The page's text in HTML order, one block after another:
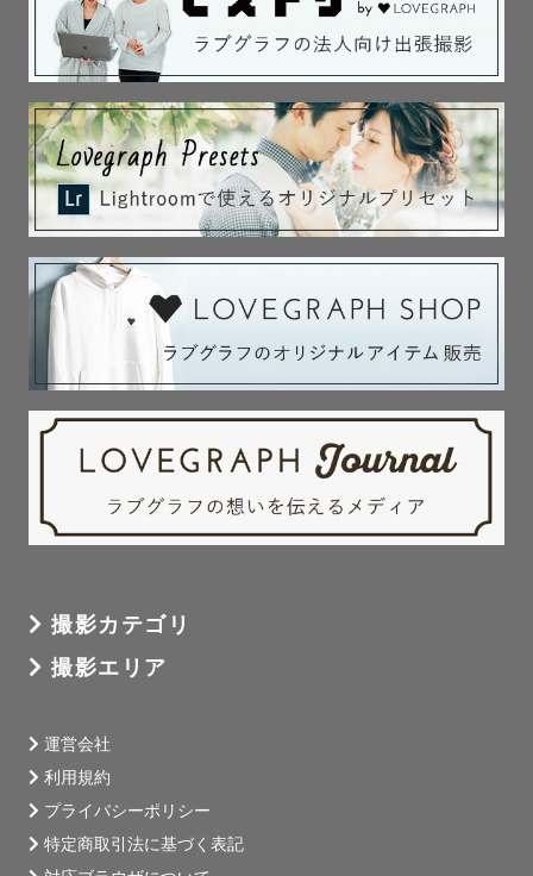
撮影カテゴリ
撮影エリア
運営会社
利用規約
プライバシーポリシー
特定商取引法に基づく表記